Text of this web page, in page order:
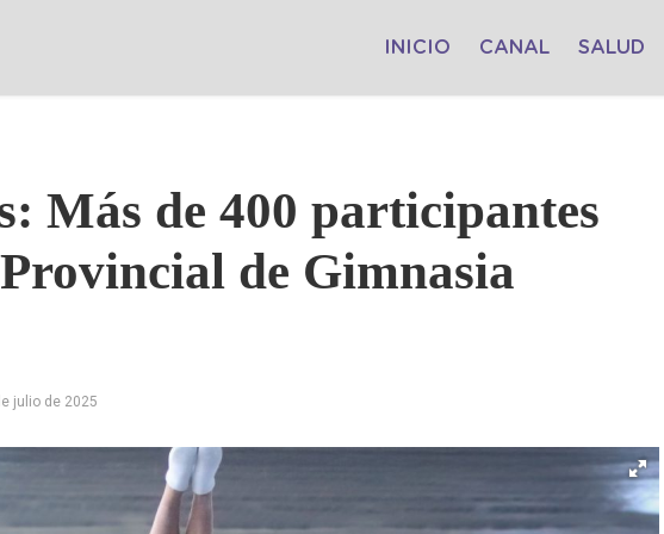
INICIO CANAL SALUD
Más de 400 participantes
de Gimnasia
julio de 2025